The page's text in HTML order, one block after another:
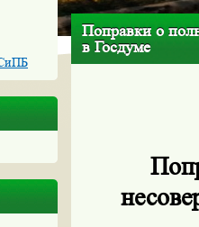
Поправки о
в Госдуме